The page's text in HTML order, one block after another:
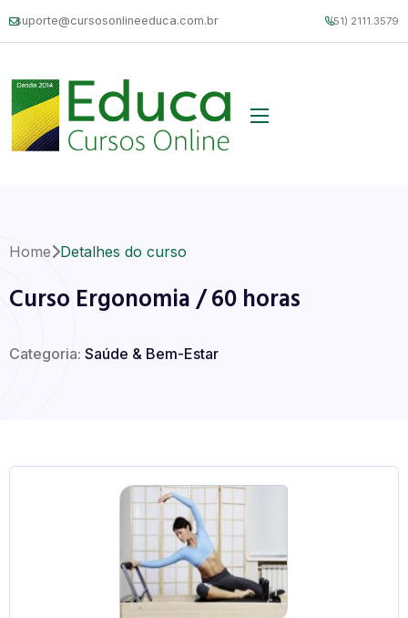
suporte@cursosonlineeduca.com.br (51) 2111.3579
Home Detalhes do curso
Curso Ergonomia / 60 horas
Categoria: Saúde & Bem-Estar